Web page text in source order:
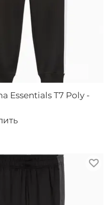
Essentials T7 Poly -